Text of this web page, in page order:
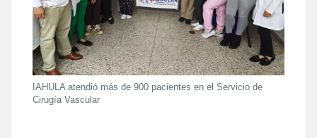
IAHULA atendió más de 900 pacientes en el Servicio de
Cirugía Vascular